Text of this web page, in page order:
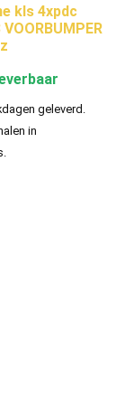
kls 4xpdc
geleverd.
in